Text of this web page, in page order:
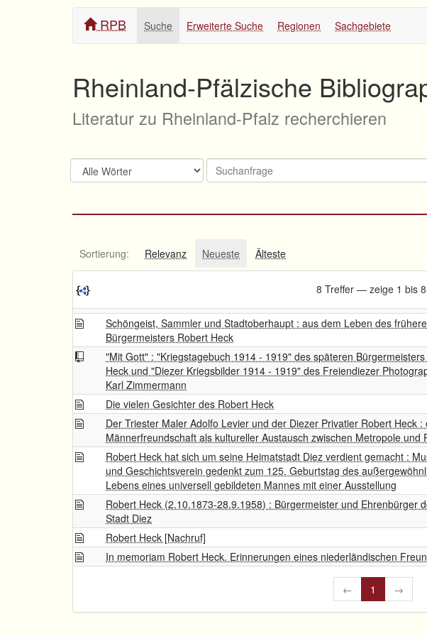
RPB Suche Erweiterte Suche Regionen Sachgebiete
Rheinland-Pfälzische
Literatur zu Rheinland-Pfalz recherchieren
Sortierung: Relevanz Neueste Älteste
8 Treffer — zeige 1 bis
Schöngeist, Sammler und Stadtoberhaupt : aus dem Leben des
Bürgermeisters Robert Heck
"Mit Gott" : "Kriegstagebuch 1914 - 1919" des späteren
Heck und "Diezer Kriegsbilder 1914 - 1919" des Freiendiezer
Karl Zimmermann
Die vielen Gesichter des Robert Heck
Der Triester Maler Adolfo Levier und der Diezer Privatier Robert Heck :
Männerfreundschaft als kultureller Austausch zwischen Metropole und
Robert Heck hat sich um seine Heimatstadt Diez verdient gemacht :
und Geschichtsverein gedenkt zum 125. Geburtstag des
Lebens eines universell gebildeten Mannes mit einer Ausstellung
Robert Heck (2.10.1873-28.9.1958) : Bürgermeister und Ehrenbürger
Stadt Diez
Robert Heck [Nachruf]
In memoriam Robert Heck. Erinnerungen eines niederländischen
← 1 →